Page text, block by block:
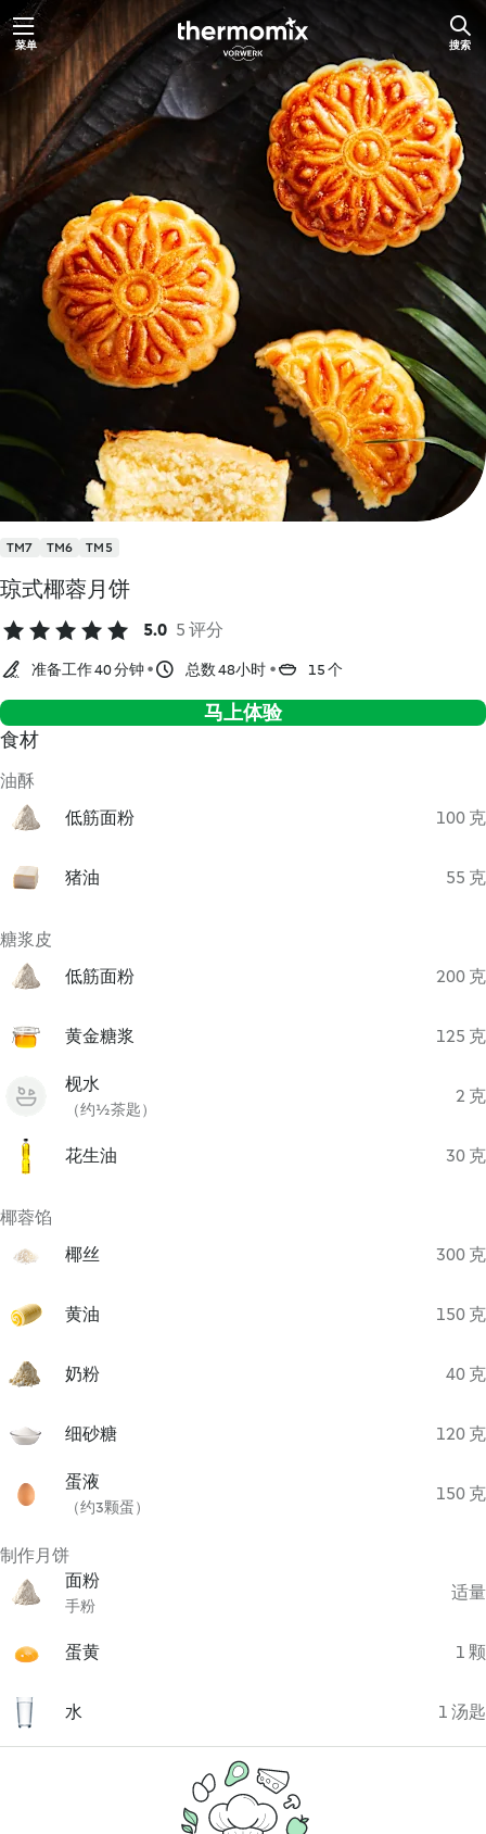
跳菜单 搜索
TM7 TM6 TM5
琼式椰蓉月饼
5.0 5 评分
准备工作 40 分钟 总数 48小时 15 个
马上体验
食材
油酥
低筋面粉
100 克
猪油 55 克
糖浆皮
低筋面粉
200 克
黄金糖浆 125 克
枧水
（约½茶匙）
2 克
花生油 30 克
椰蓉馅
椰丝
300 克
黄油 150 克
奶粉 40 克
细砂糖 120 克
蛋液
（约3颗蛋）
150 克
制作月饼
面粉
手粉
适量
蛋黄 1 颗
水 1 汤匙